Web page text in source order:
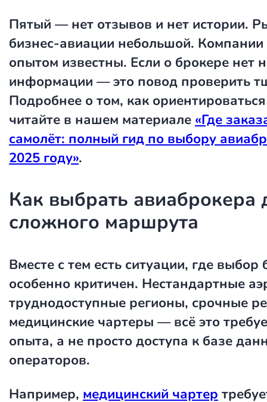
Пятый — нет отзывов и нет истории.
бизнес-авиации небольшой.
опытом известны. Если о брокере нет
информации — это повод проверить
Подробнее о том, как
читайте в нашем материале «Где
самолёт: полный гид по выбору
2025 году».
Как выбрать авиаброкера
сложного маршрута
Вместе с тем есть ситуации, где выбор
особенно критичен. Нестандартные
труднодоступные регионы, срочные
медицинские чартеры — всё это
опыта, а не просто доступа к базе
операторов.
Например, медицинский чартер